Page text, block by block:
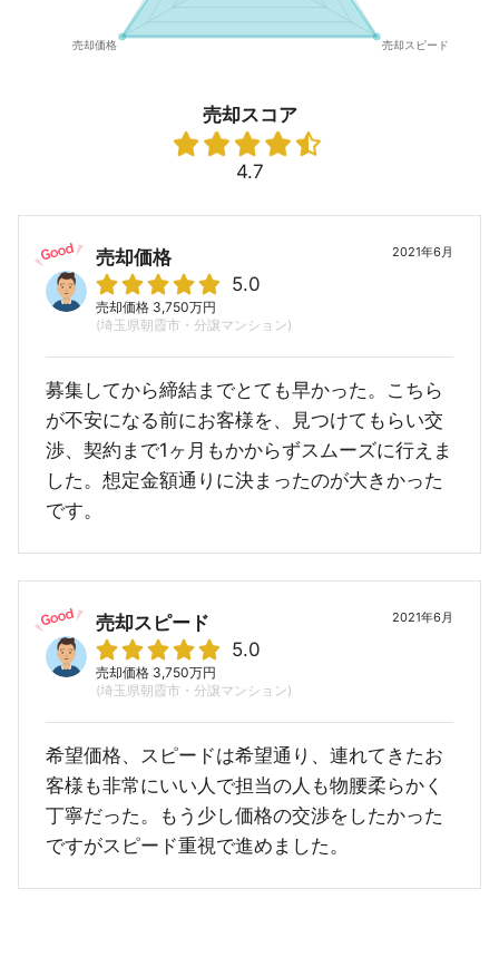
売却スコア
4.7
2021年6月
売却価格
5.0
売却価格 3,750万円
(埼玉県朝霞市・分譲マンション)
募集してから締結までとても早かった。こちら
が不安になる前にお客様を、見つけてもらい交
渉、契約まで1ヶ月もかからずスムーズに行えま
した。想定金額通りに決まったのが大きかった
です。
2021年6月
売却スピード
5.0
売却価格 3,750万円
(埼玉県朝霞市・分譲マンション)
希望価格、スピードは希望通り、連れてきたお
客様も非常にいい人で担当の人も物腰柔らかく
丁寧だった。もう少し価格の交渉をしたかった
ですがスピード重視で進めました。